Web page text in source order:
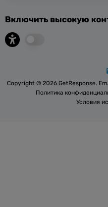
Включить высокую
Copyright © 2026 GetResponse.
Политика
Условия